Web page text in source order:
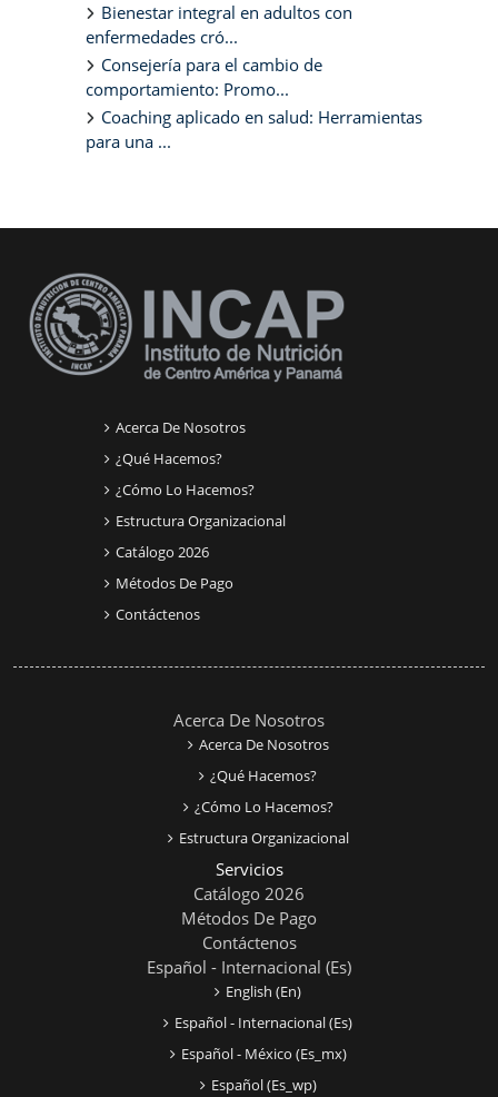
Bienestar integral en adultos con
enfermedades cró...
Consejería para el cambio de
comportamiento: Promo...
Coaching aplicado en salud: Herramientas
para una ...
Bloques suplementarios
Acerca De Nosotros
¿Qué Hacemos?
¿Cómo Lo Hacemos?
Estructura Organizacional
Catálogo 2026
Métodos De Pago
Contáctenos
Acerca De Nosotros
Acerca De Nosotros
¿Qué Hacemos?
¿Cómo Lo Hacemos?
Estructura Organizacional
Servicios
Catálogo 2026
Métodos De Pago
Contáctenos
Español - Internacional ‎(es)‎
English ‎(en)‎
Español - Internacional ‎(es)‎
Español - México ‎(es_mx)‎
Español ‎(es_wp)‎